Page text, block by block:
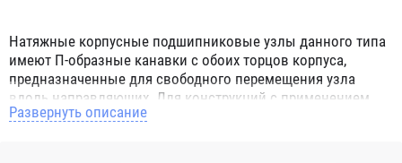
Натяжные корпусные подшипниковые узлы данного типа
имеют П-образные канавки с обоих торцов корпуса,
предназначенные для свободного перемещения узла
вдоль направляющих. Для конструкций с применением
данного узла нет ограничений, даже если вал вращается
Развернуть описание